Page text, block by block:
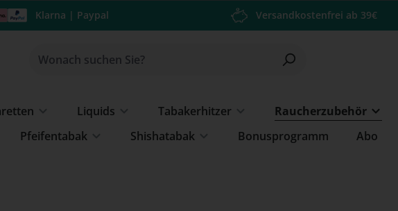
Klarna | Paypal Versandkostenfrei ab 39€
Liquids Tabakerhitzer Raucherzubehör
Pfeifentabak Shishatabak Bonusprogramm Abo